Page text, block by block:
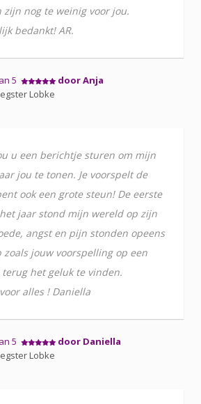
nog te weinig voor jou.
bedankt! AR.
5
door Anja
Lobke
u een berichtje sturen om mijn
jou te tonen. Je voorspelt de
ook een grote steun! De eerste
jaar stond mijn wereld op zijn
angst en pijn stonden opeens
zoals jouw voorspelling op een
het geluk te vinden.
alles ! Daniella
5
door Daniella
Lobke